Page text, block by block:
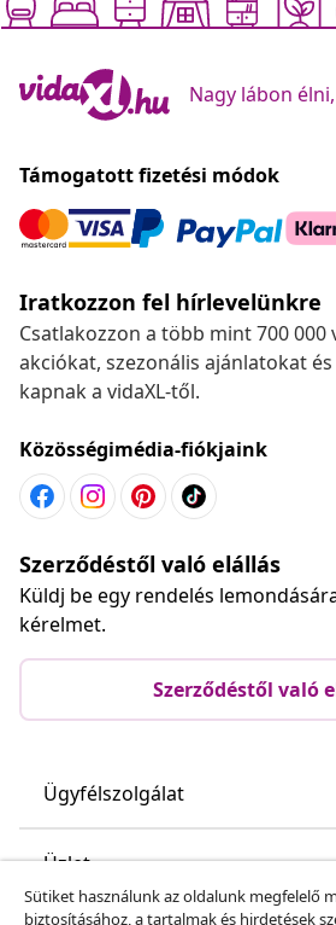
Nagy lábon
Támogatott fizetési módok
Iratkozzon fel hírlevelünkre
Csatlakozzon a több mint 700
akciókat, szezonális ajánlatokat
kapnak a vidaXL-től.
Közösségimédia-fiókjaink
Szerződéstől való elállás
Küldj be egy rendelés
kérelmet.
Szerződéstől való
Ügyfélszolgálat
Üzlet
Sütiket használunk az oldalunk megfelelő
biztosításához, a tartalmak és hirdetések